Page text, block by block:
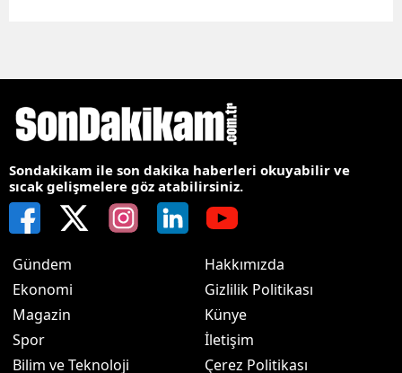
Sondakikam ile son dakika haberleri okuyabilir ve
sıcak gelişmelere göz atabilirsiniz.
Gündem
Ekonomi
Magazin
Spor
Bilim ve Teknoloji
Hakkımızda
Gizlilik Politikası
Künye
İletişim
Çerez Politikası